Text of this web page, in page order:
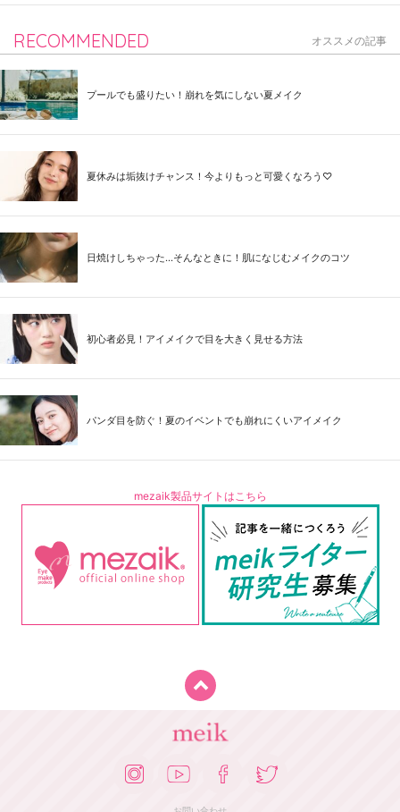
RECOMMENDED オススメの記事
プールでも盛りたい！崩れを気にしない夏メイク
夏休みは垢抜けチャンス！今よりもっと可愛くなろう♡
日焼けしちゃった...そんなときに！肌になじむメイクのコツ
初心者必見！アイメイクで目を大きく見せる方法
パンダ目を防ぐ！夏のイベントでも崩れにくいアイメイク
mezaik製品サイトはこちら